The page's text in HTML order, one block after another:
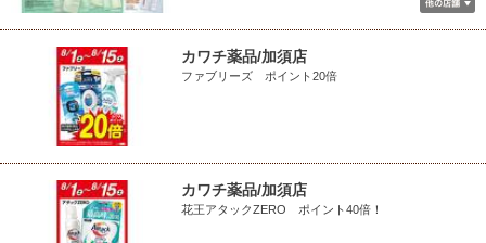
カワチ薬品/加須店
ファブリーズ ポイント20倍
カワチ薬品/加須店
花王アタックZERO ポイント40倍！